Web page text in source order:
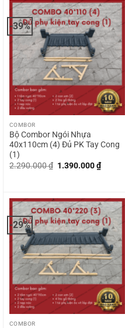
5
-39%
COMBOR
Bộ Combor Ngói Nhựa
40x110cm (4) Đủ PK Tay Cong
(1)
2.290.000₫ Giá
1.390.000₫Giá
hiện
-29%
COMBOR